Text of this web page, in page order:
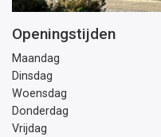
Openingstijden
Maandag
Dinsdag
Woensdag
Donderdag
Vrijdag